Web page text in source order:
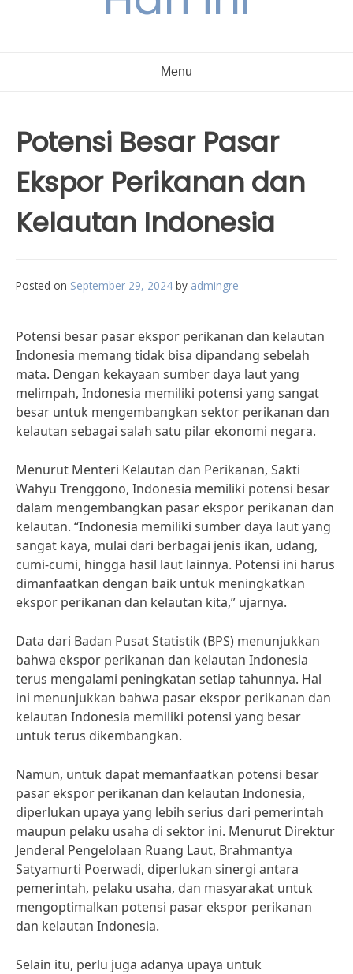
Menu
Potensi Besar Pasar
Ekspor Perikanan dan
Kelautan Indonesia
Posted on September 29, 2024 by admingre
Potensi besar pasar ekspor perikanan dan kelautan
Indonesia memang tidak bisa dipandang sebelah
mata. Dengan kekayaan sumber daya laut yang
melimpah, Indonesia memiliki potensi yang sangat
besar untuk mengembangkan sektor perikanan dan
kelautan sebagai salah satu pilar ekonomi negara.
Menurut Menteri Kelautan dan Perikanan, Sakti
Wahyu Trenggono, Indonesia memiliki potensi besar
dalam mengembangkan pasar ekspor perikanan dan
kelautan. “Indonesia memiliki sumber daya laut yang
sangat kaya, mulai dari berbagai jenis ikan, udang,
cumi-cumi, hingga hasil laut lainnya. Potensi ini harus
dimanfaatkan dengan baik untuk meningkatkan
ekspor perikanan dan kelautan kita,” ujarnya.
Data dari Badan Pusat Statistik (BPS) menunjukkan
bahwa ekspor perikanan dan kelautan Indonesia
terus mengalami peningkatan setiap tahunnya. Hal
ini menunjukkan bahwa pasar ekspor perikanan dan
kelautan Indonesia memiliki potensi yang besar
untuk terus dikembangkan.
Namun, untuk dapat memanfaatkan potensi besar
pasar ekspor perikanan dan kelautan Indonesia,
diperlukan upaya yang lebih serius dari pemerintah
maupun pelaku usaha di sektor ini. Menurut Direktur
Jenderal Pengelolaan Ruang Laut, Brahmantya
Satyamurti Poerwadi, diperlukan sinergi antara
pemerintah, pelaku usaha, dan masyarakat untuk
mengoptimalkan potensi pasar ekspor perikanan
dan kelautan Indonesia.
Selain itu, perlu juga adanya upaya untuk